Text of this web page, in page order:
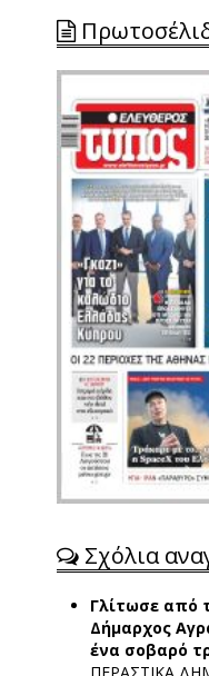
Σχόλια
Γλίτωσε από
Δήμαρχος
ένα σοβαρό